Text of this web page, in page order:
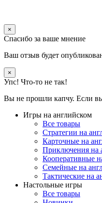
×
Спасибо за ваше мнение
Ваш отзыв будет
×
Упс! Что-то не так!
Вы не прошли капчу. Если вы
Игры на английском
Все товары
Стратегии на
Карточные на
Приключения на
Кооперативные
Семейные на
Тактические на
Настольные игры
Все товары